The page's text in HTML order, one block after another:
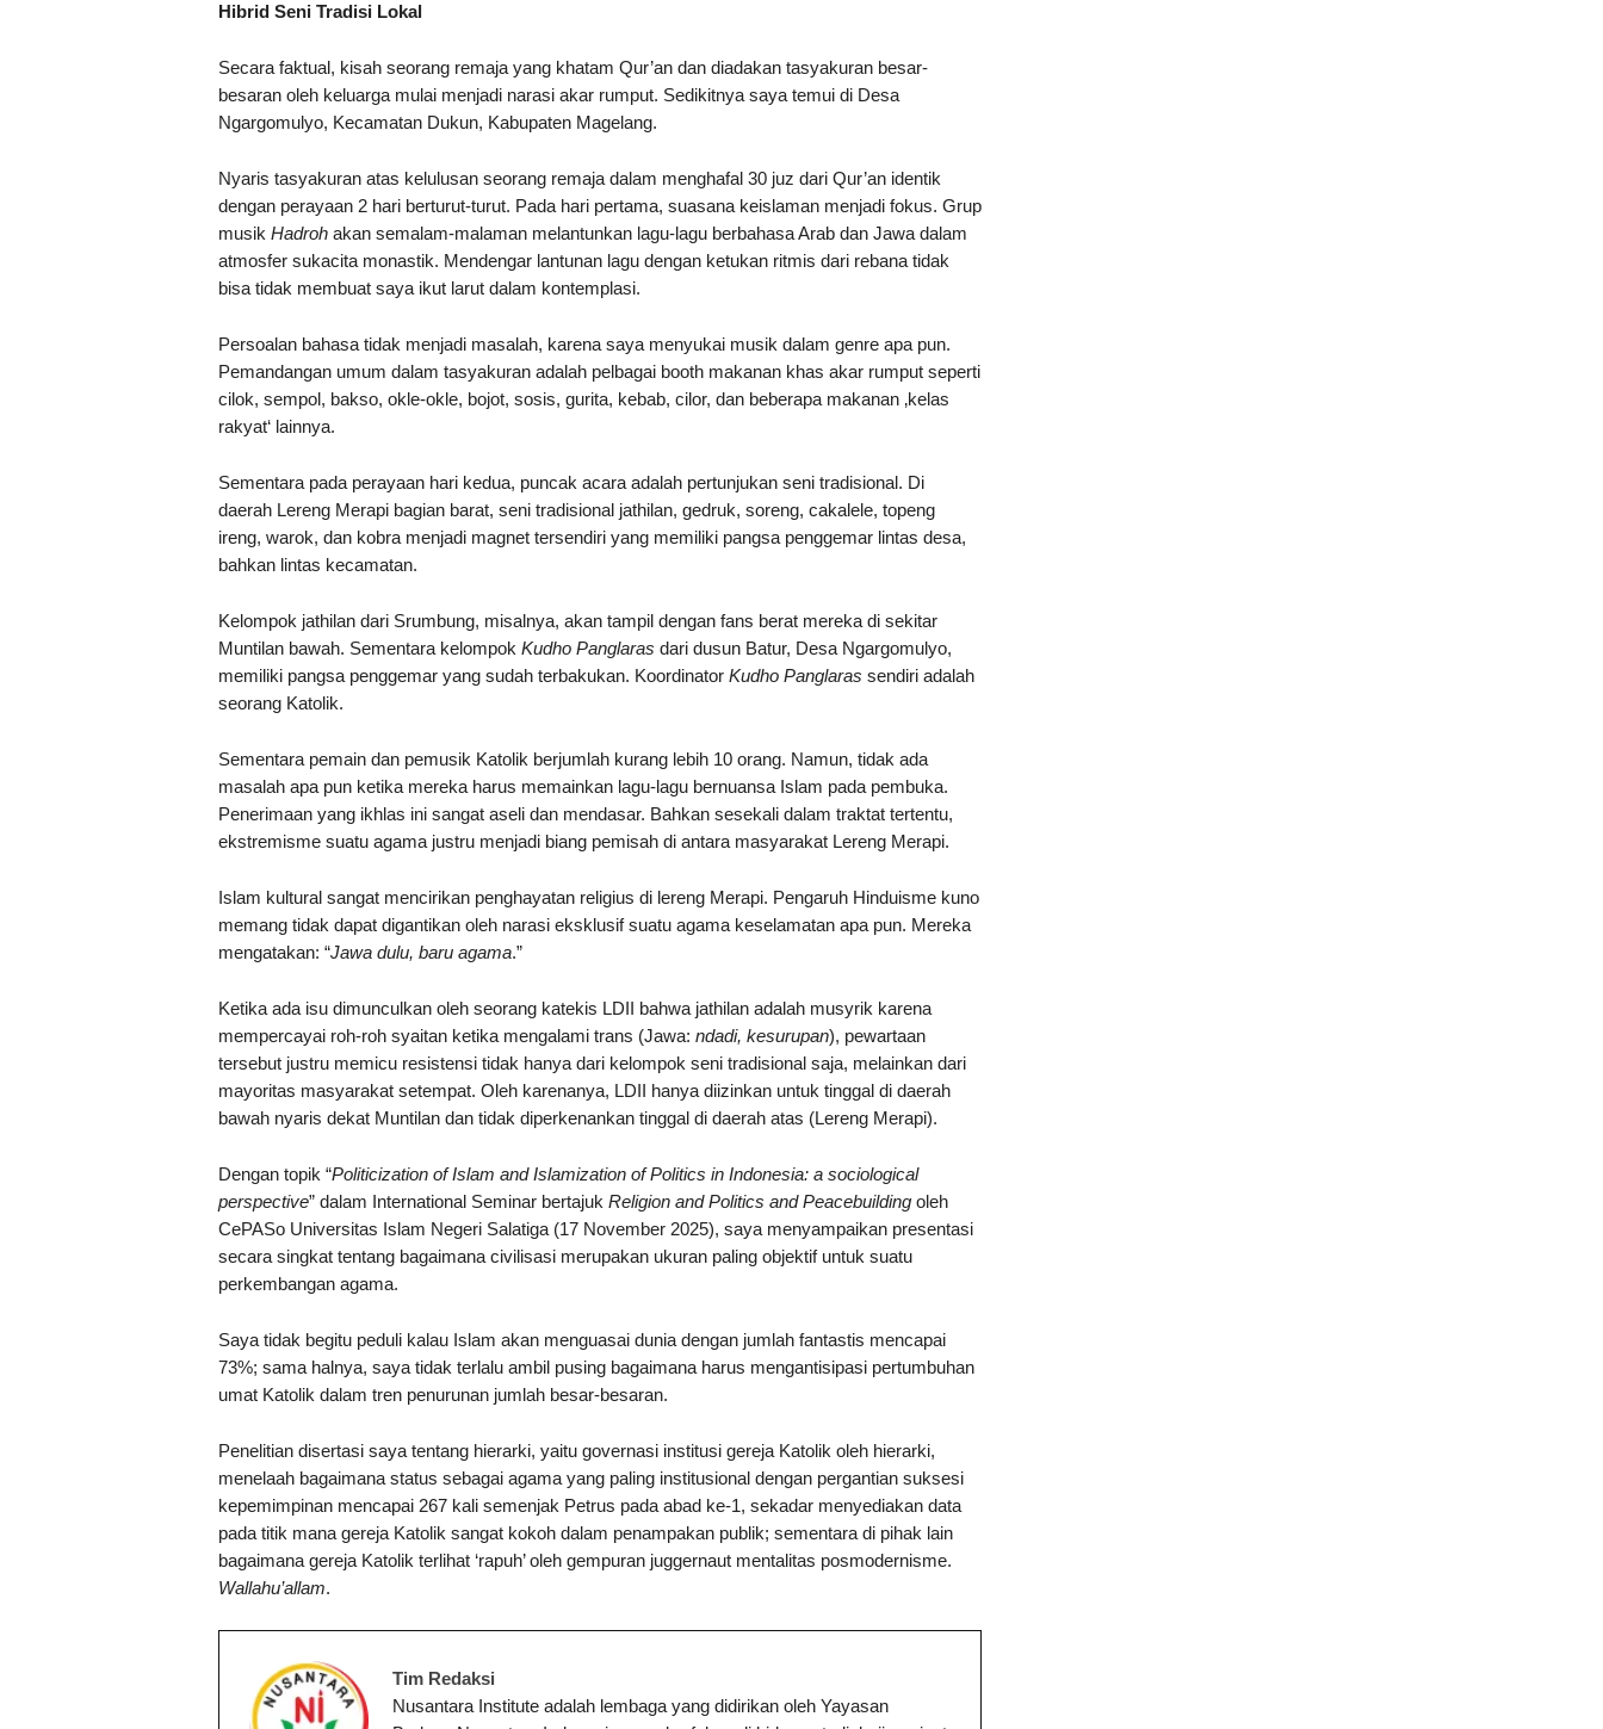
Hibrid Seni Tradisi Lokal
Secara faktual, kisah seorang remaja yang khatam Qur’an dan diadakan tasyakuran besar-
besaran oleh keluarga mulai menjadi narasi akar rumput. Sedikitnya saya temui di Desa
Ngargomulyo, Kecamatan Dukun, Kabupaten Magelang.
Nyaris tasyakuran atas kelulusan seorang remaja dalam menghafal 30 juz dari Qur’an identik
dengan perayaan 2 hari berturut-turut. Pada hari pertama, suasana keislaman menjadi fokus. Grup
musik Hadrohakan semalam-malaman melantunkan lagu-lagu berbahasa Arab dan Jawa dalam
atmosfer sukacita monastik. Mendengar lantunan lagu dengan ketukan ritmis dari rebana tidak
bisa tidak membuat saya ikut larut dalam kontemplasi.
Persoalan bahasa tidak menjadi masalah, karena saya menyukai musik dalam genre apa pun.
Pemandangan umum dalam tasyakuran adalah pelbagai booth makanan khas akar rumput seperti
cilok, sempol, bakso, okle-okle, bojot, sosis, gurita, kebab, cilor, dan beberapa makanan ‚kelas
rakyat‘ lainnya.
Sementara pada perayaan hari kedua, puncak acara adalah pertunjukan seni tradisional. Di
daerah Lereng Merapi bagian barat, seni tradisional jathilan, gedruk, soreng, cakalele, topeng
ireng, warok, dan kobra menjadi magnet tersendiri yang memiliki pangsa penggemar lintas desa,
bahkan lintas kecamatan.
Kelompok jathilan dari Srumbung, misalnya, akan tampil dengan fans berat mereka di sekitar
Muntilan bawah. Sementara kelompok Kudho Panglaras dari dusun Batur, Desa Ngargomulyo,
memiliki pangsa penggemar yang sudah terbakukan. Koordinator Kudho Panglaras sendiri adalah
seorang Katolik.
Sementara pemain dan pemusik Katolik berjumlah kurang lebih 10 orang. Namun, tidak ada
masalah apa pun ketika mereka harus memainkan lagu-lagu bernuansa Islam pada pembuka.
Penerimaan yang ikhlas ini sangat aseli dan mendasar. Bahkan sesekali dalam traktat tertentu,
ekstremisme suatu agama justru menjadi biang pemisah di antara masyarakat Lereng Merapi.
Islam kultural sangat mencirikan penghayatan religius di lereng Merapi. Pengaruh Hinduisme kuno
memang tidak dapat digantikan oleh narasi eksklusif suatu agama keselamatan apa pun. Mereka
mengatakan: “Jawa dulu, baru agama.”
Ketika ada isu dimunculkan oleh seorang katekis LDII bahwa jathilan adalah musyrik karena
mempercayai roh-roh syaitan ketika mengalami trans (Jawa: ndadi, kesurupan), pewartaan
tersebut justru memicu resistensi tidak hanya dari kelompok seni tradisional saja, melainkan dari
mayoritas masyarakat setempat. Oleh karenanya, LDII hanya diizinkan untuk tinggal di daerah
bawah nyaris dekat Muntilan dan tidak diperkenankan tinggal di daerah atas (Lereng Merapi).
Dengan topik “Politicization of Islam and Islamization of Politics in Indonesia: a sociological
perspective” dalam International Seminar bertajuk Religion and Politics and Peacebuilding oleh
CePASo Universitas Islam Negeri Salatiga (17 November 2025), saya menyampaikan presentasi
secara singkat tentang bagaimana civilisasi merupakan ukuran paling objektif untuk suatu
perkembangan agama.
Saya tidak begitu peduli kalau Islam akan menguasai dunia dengan jumlah fantastis mencapai
73%; sama halnya, saya tidak terlalu ambil pusing bagaimana harus mengantisipasi pertumbuhan
umat Katolik dalam tren penurunan jumlah besar-besaran.
Penelitian disertasi saya tentang hierarki, yaitu governasi institusi gereja Katolik oleh hierarki,
menelaah bagaimana status sebagai agama yang paling institusional dengan pergantian suksesi
kepemimpinan mencapai 267 kali semenjak Petrus pada abad ke-1, sekadar menyediakan data
pada titik mana gereja Katolik sangat kokoh dalam penampakan publik; sementara di pihak lain
bagaimana gereja Katolik terlihat ‘rapuh’ oleh gempuran juggernaut mentalitas posmodernisme.
Wallahu’allam.
Tim Redaksi
Nusantara Institute adalah lembaga yang didirikan oleh Yayasan